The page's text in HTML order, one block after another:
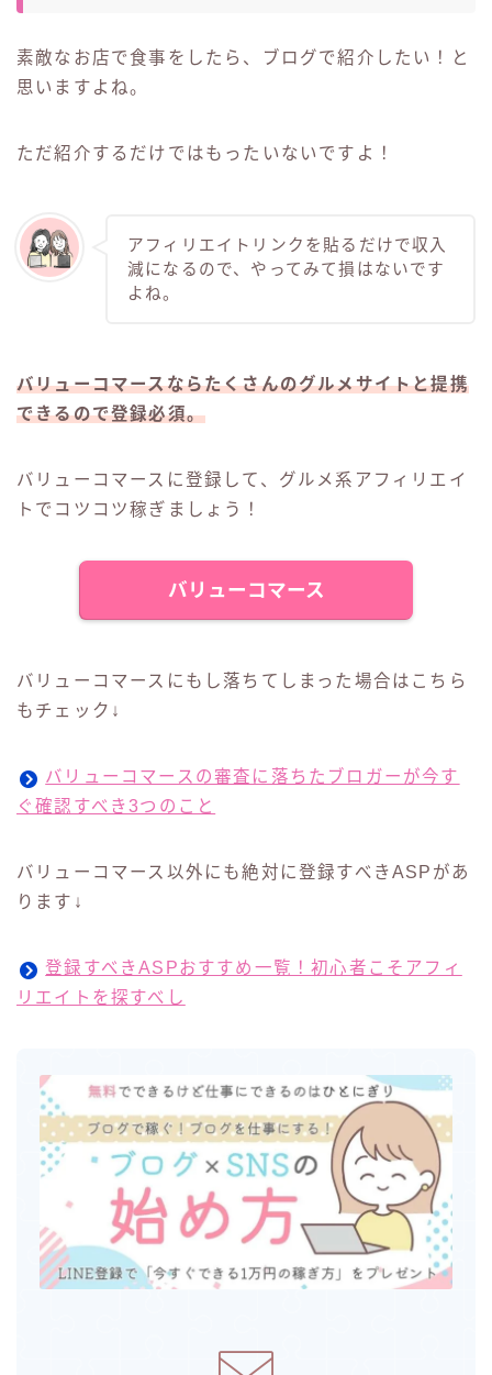
素敵なお店で食事をしたら、ブログで紹介したい！と
思いますよね。
ただ紹介するだけではもったいないですよ！
アフィリエイトリンクを貼るだけで収入
減になるので、やってみて損はないです
よね。
バリューコマースならたくさんのグルメサイトと提携
できるので登録必須。
バリューコマースに登録して、グルメ系アフィリエイ
トでコツコツ稼ぎましょう！
バリューコマース
バリューコマースにもし落ちてしまった場合はこちら
もチェック↓
バリューコマースの審査に落ちたブロガーが今す
ぐ確認すべき3つのこと
バリューコマース以外にも絶対に登録すべきASPがあ
ります↓
登録すべきASPおすすめ一覧！初心者こそアフィ
リエイトを探すべし